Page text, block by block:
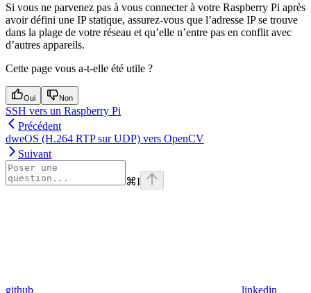
Si vous ne parvenez pas à vous connecter à votre Raspberry Pi après
avoir défini une IP statique, assurez-vous que l’adresse IP se trouve
dans la plage de votre réseau et qu’elle n’entre pas en conflit avec
d’autres appareils.
Cette page vous a-t-elle été utile ?
Oui Non
SSH vers un Raspberry Pi
Précédent
dweOS (H.264 RTP sur UDP) vers OpenCV
Suivant
⌘I
github linkedin